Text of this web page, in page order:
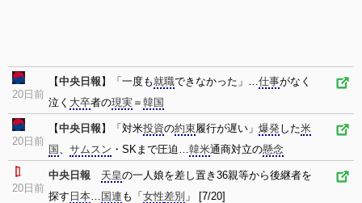
20日前
【中央日報 】「一度も就職できなかった」…仕事がなく
泣く 大卒者の現実 ＝ 韓国
20日前
【中央日報 】「対米投資の約束履行が遅い」 爆発 した米
国 、 サムスン ・SKまで圧迫…韓米通商対立の懸念
20日前
中央日報 天皇の一人娘を差し置き36親等から後継者を
探す 日本… 国連 も「 女性差別 」 [7/20]